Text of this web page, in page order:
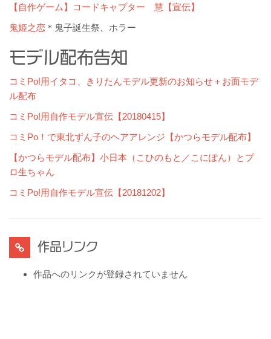
【自作ゲーム】コードキャプター 慧【宣伝】
鬼姫之恋 ＊鬼子誕生祭、ホラー
モデル配布告知
コミPo!用イタコ、きりたんモデル更新のお知らせ＋お面モデ
ル配布
コミPo!用自作モデル宣伝【20180415】
コミPo！で東北ずん子のヘアアレンジ【かつらモデル配布】
【かつらモデル配布】小日本（こひのもと／こにぽん）とプ
ロ生ちゃん
コミPo!用自作モデル宣伝【20181202】
作品リンク
作品へのリンクが登録されていません